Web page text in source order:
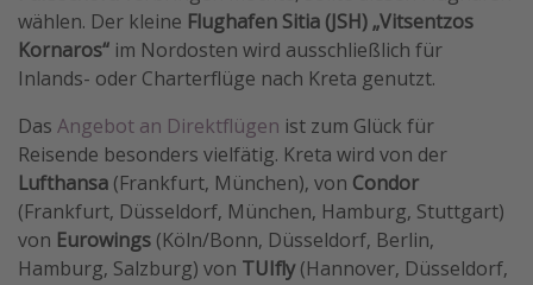
wählen. Der kleine Flughafen Sitia (JSH) „Vitsentzos
Kornaros“ im Nordosten wird ausschließlich für
Inlands- oder Charterflüge nach Kreta genutzt.
Das Angebot an Direktflügen ist zum Glück für
Reisende besonders vielfätig. Kreta wird von der
Lufthansa (Frankfurt, München), von Condor
(Frankfurt, Düsseldorf, München, Hamburg, Stuttgart)
von Eurowings (Köln/Bonn, Düsseldorf, Berlin,
Hamburg, Salzburg) von TUIfly(Hannover, Düsseldorf,